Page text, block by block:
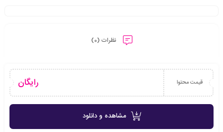
نظرات (0)
قیمت محتوا رایگان
مشاهده و دانلود